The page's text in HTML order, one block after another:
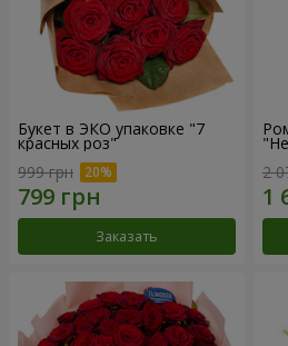
Букет в ЭКО упаковке "7
красных роз"
999 грн
Заказать
2